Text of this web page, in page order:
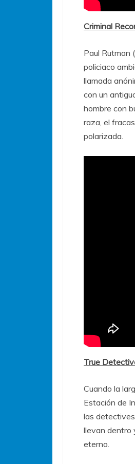
Criminal
Paul Rutman
policiaco
llamada
con un
hombre con
raza, el
polarizada.
True
Cuando la
Estación de
las
llevan dentro
eterno.